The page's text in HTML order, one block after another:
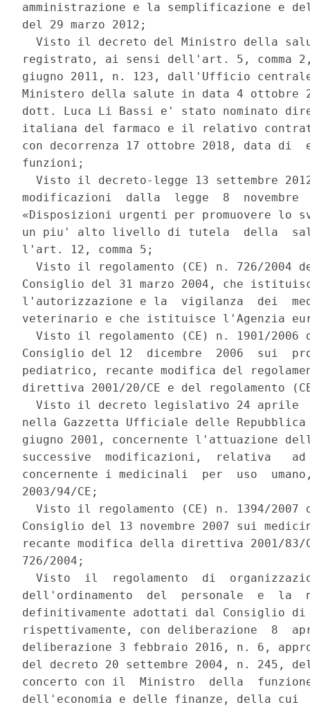
amministrazione e la semplificazione e
del 29 marzo 2012;
Visto il decreto del Ministro della
registrato, ai sensi dell'art. 5, comma
giugno 2011, n. 123, dall'Ufficio
Ministero della salute in data 4 ottobre
dott. Luca Li Bassi e' stato nominato
italiana del farmaco e il relativo
con decorrenza 17 ottobre 2018, data
funzioni;
Visto il decreto-legge 13 settembre
modificazioni  dalla  legge  8
«Disposizioni urgenti per promuovere lo
un piu' alto livello di tutela  della
l'art. 12, comma 5;
Visto il regolamento (CE) n. 726/2004
Consiglio del 31 marzo 2004, che
l'autorizzazione e la  vigilanza  dei
veterinario e che istituisce l'Agenzia
Visto il regolamento (CE) n. 1901/2006
Consiglio del 12  dicembre  2006  sui
pediatrico, recante modifica del
direttiva 2001/20/CE e del regolamento
Visto il decreto legislativo 24 aprile
nella Gazzetta Ufficiale delle
giugno 2001, concernente l'attuazione
successive  modificazioni,  relativa
concernente i medicinali  per  uso
2003/94/CE;
Visto il regolamento (CE) n. 1394/2007
Consiglio del 13 novembre 2007 sui
recante modifica della direttiva 2001/83/
726/2004;
Visto  il  regolamento  di
dell'ordinamento  del  personale  e  la
definitivamente adottati dal Consiglio di
rispettivamente, con deliberazione  8
deliberazione 3 febbraio 2016, n. 6,
del decreto 20 settembre 2004, n. 245,
concerto con il  Ministro  della
dell'economia e delle finanze, della cui